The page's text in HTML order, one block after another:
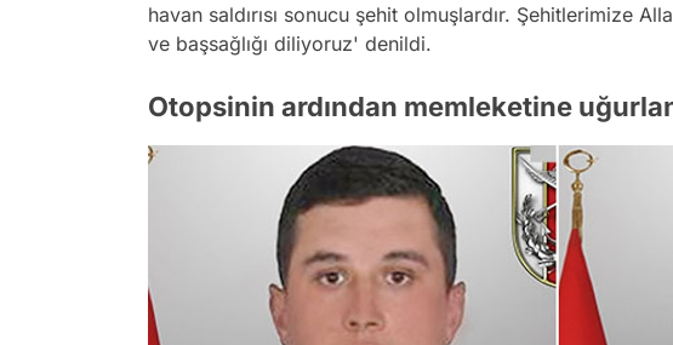
havan saldırısı sonucu şehit olmuşlardır. Şehitlerimize
ve başsağlığı diliyoruz' denildi.
Otopsinin ardından memleketine